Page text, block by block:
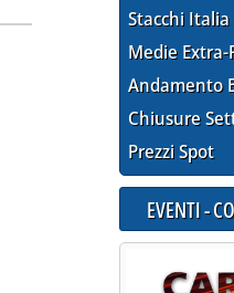
Stacchi Italia
Medie Extra-
Andamento
Chiusure
Prezzi Spot
EVENTI -